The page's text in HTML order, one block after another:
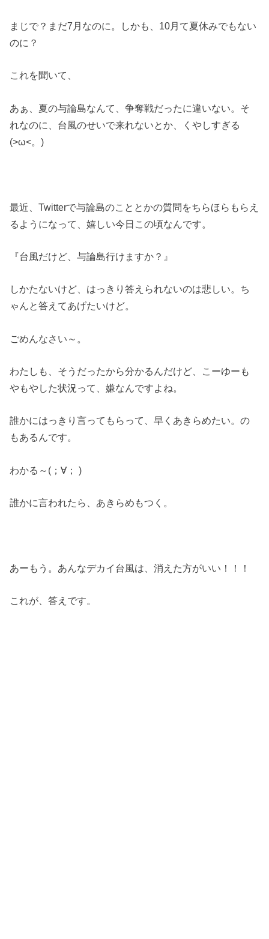
まじで？まだ7月なのに。しかも、10月て夏休みでもない
のに？
これを聞いて、
あぁ、夏の与論島なんて、争奪戦だったに違いない。そ
れなのに、台風のせいで来れないとか、くやしすぎる
(>ω<。)
最近、Twitterで与論島のこととかの質問をちらほらもらえ
るようになって、嬉しい今日この頃なんです。
『台風だけど、与論島行けますか？』
しかたないけど、はっきり答えられないのは悲しい。ち
ゃんと答えてあげたいけど。
ごめんなさい～。
わたしも、そうだったから分かるんだけど、こーゆーも
やもやした状況って、嫌なんですよね。
誰かにはっきり言ってもらって、早くあきらめたい。の
もあるんです。
わかる～(；∀； )
誰かに言われたら、あきらめもつく。
あーもう。あんなデカイ台風は、消えた方がいい！！！
これが、答えです。